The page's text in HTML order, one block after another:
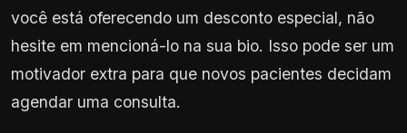
você está oferecendo um desconto especial, não
hesite em mencioná-lo na sua bio. Isso pode ser um
motivador extra para que novos pacientes decidam
agendar uma consulta.